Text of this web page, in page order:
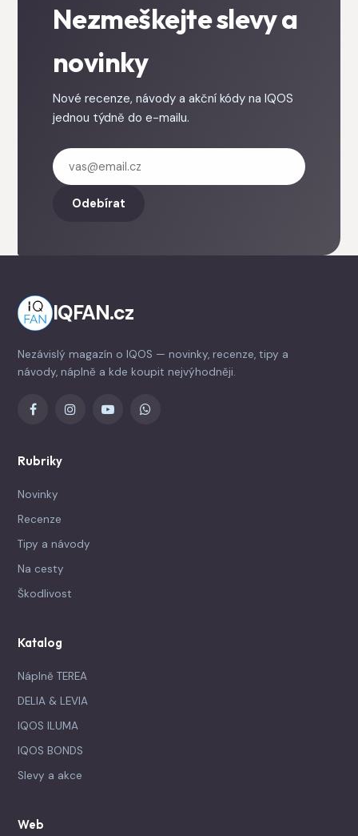
Nezmeškejte slevy a
novinky
Nové recenze, návody a akční kódy na IQOS
jednou týdně do e-mailu.
Odebírat
IQFAN.cz
Nezávislý magazín o IQOS — novinky, recenze, tipy a
návody, náplně a kde koupit nejvýhodněji.
Rubriky
Novinky
Recenze
Tipy a návody
Na cesty
Škodlivost
Katalog
Náplně TEREA
DELIA & LEVIA
IQOS ILUMA
IQOS BONDS
Slevy a akce
Web